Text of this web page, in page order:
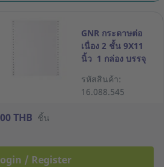
GNR กระดาษต่อ
เนื่อง 2 ชั้น 9X11
นิ้ว 1 กล่อง บรรจุ
รหัสสินค้า:
16.088.545
THB ชิ้น
/ Register